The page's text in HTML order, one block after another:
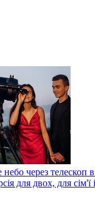
небо через телескоп
для двох, для сім'ї